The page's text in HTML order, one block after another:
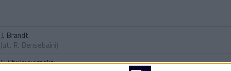
J. Brandt
(ut. R. Bensebaini)
C. Chukwuemeka